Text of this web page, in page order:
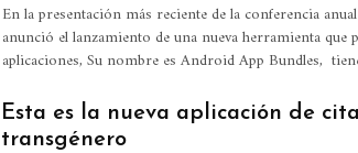
En la presentación más reciente de la conferencia
anunció el lanzamiento de una nueva herramienta
aplicaciones, Su nombre es Android App Bundles,
Esta es la nueva aplicación de
transgénero